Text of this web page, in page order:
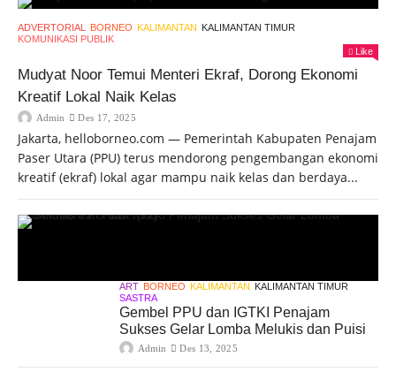
ADVERTORIAL BORNEO KALIMANTAN KALIMANTAN TIMUR
KOMUNIKASI PUBLIK
Like
Mudyat Noor Temui Menteri Ekraf, Dorong Ekonomi
Kreatif Lokal Naik Kelas
Admin Des 17, 2025
Jakarta, helloborneo.com — Pemerintah Kabupaten Penajam
Paser Utara (PPU) terus mendorong pengembangan ekonomi
kreatif (ekraf) lokal agar mampu naik kelas dan berdaya...
ART BORNEO KALIMANTAN KALIMANTAN TIMUR
SASTRA
Gembel PPU dan IGTKI Penajam
Sukses Gelar Lomba Melukis dan Puisi
Admin Des 13, 2025